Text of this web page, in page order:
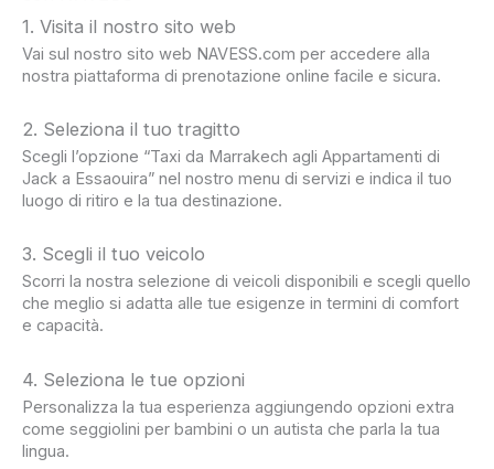
1. Visita il nostro sito web
Vai sul nostro sito web NAVESS.com per accedere alla
nostra piattaforma di prenotazione online facile e sicura.
2. Seleziona il tuo tragitto
Scegli l’opzione “Taxi da Marrakech agli Appartamenti di
Jack a Essaouira” nel nostro menu di servizi e indica il tuo
luogo di ritiro e la tua destinazione.
3. Scegli il tuo veicolo
Scorri la nostra selezione di veicoli disponibili e scegli quello
che meglio si adatta alle tue esigenze in termini di comfort
e capacità.
4. Seleziona le tue opzioni
Personalizza la tua esperienza aggiungendo opzioni extra
come seggiolini per bambini o un autista che parla la tua
lingua.